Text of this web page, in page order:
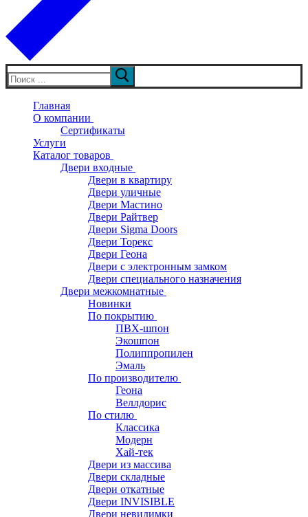
Искать:
Главная
О компании
Сертификаты
Услуги
Каталог товаров
Двери входные
Двери в квартиру
Двери уличные
Двери Мастино
Двери Райтвер
Двери Sigma Doors
Двери Торекс
Двери Геона
Двери с электронным замком
Двери специального назначения
Двери межкомнатные
Новинки
По покрытию
ПВХ-шпон
Экошпон
Полиппропилен
Эмаль
По производителю
Геона
Веллдорис
По стилю
Классика
Модерн
Хай-тек
Двери из массива
Двери складные
Двери откатные
Двери INVISIBLE
Двери невидимки